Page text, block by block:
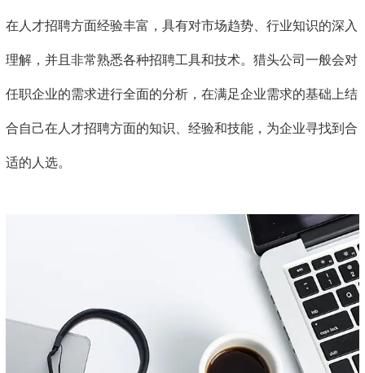
在人才招聘方面经验丰富，具有对市场趋势、行业知识的深入
理解，并且非常熟悉各种招聘工具和技术。猎头公司一般会对
任职企业的需求进行全面的分析，在满足企业需求的基础上结
合自己在人才招聘方面的知识、经验和技能，为企业寻找到合
适的人选。